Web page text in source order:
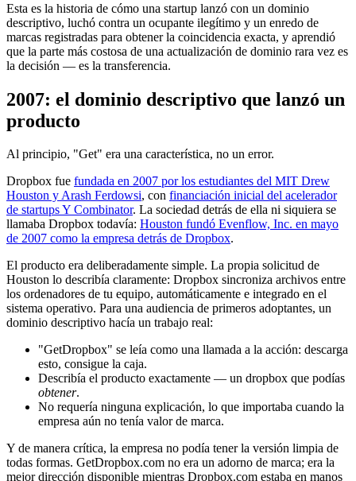
Esta es la historia de cómo una startup lanzó con un dominio
descriptivo, luchó contra un ocupante ilegítimo y un enredo de
marcas registradas para obtener la coincidencia exacta, y aprendió
que la parte más costosa de una actualización de dominio rara vez es
la decisión — es la transferencia.
2007: el dominio descriptivo que lanzó un
producto
Al principio, "Get" era una característica, no un error.
Dropbox fue fundada en 2007 por los estudiantes del MIT Drew
Houston y Arash Ferdowsi, con financiación inicial del acelerador
de startups Y Combinator. La sociedad detrás de ella ni siquiera se
llamaba Dropbox todavía: Houston fundó Evenflow, Inc. en mayo
de 2007 como la empresa detrás de Dropbox.
El producto era deliberadamente simple. La propia solicitud de
Houston lo describía claramente: Dropbox sincroniza archivos entre
los ordenadores de tu equipo, automáticamente e integrado en el
sistema operativo. Para una audiencia de primeros adoptantes, un
dominio descriptivo hacía un trabajo real:
"GetDropbox" se leía como una llamada a la acción: descarga
esto, consigue la caja.
Describía el producto exactamente — un dropbox que podías
obtener.
No requería ninguna explicación, lo que importaba cuando la
empresa aún no tenía valor de marca.
Y de manera crítica, la empresa no podía tener la versión limpia de
todas formas. GetDropbox.com no era un adorno de marca; era la
mejor dirección disponible mientras Dropbox.com estaba en manos